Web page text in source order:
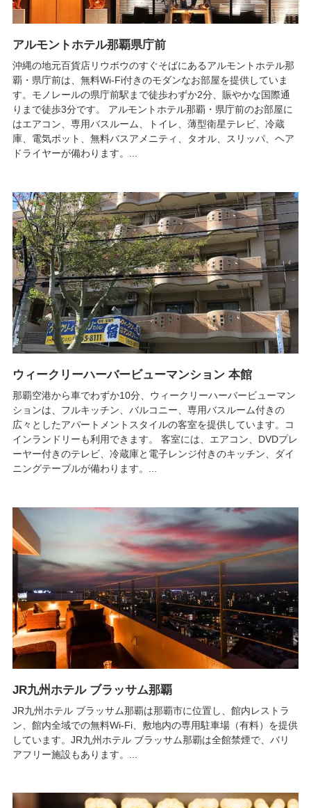
アルモントホテル那覇県庁前
沖縄の地元百貨店リウボウのすぐそばにあるアルモントホテル那
覇・県庁前は、無料Wi-Fi付きのモダンなお部屋を提供していま
す。モノレールの県庁前駅まで徒歩わずか2分、賑やかな国際通
りまで徒歩3分です。 アルモントホテル那覇・県庁前のお部屋に
はエアコン、専用バスルーム、トイレ、薄型衛星テレビ、冷蔵
庫、電気ポット、無料バスアメニティ、タオル、スリッパ、ヘア
ドライヤーが備わります。...
ウィークリーハーバービューマンション 本館
那覇空港から車でわずか10分、ウィークリーハーバービューマン
ションは、フルキッチン、バルコニー、専用バスルーム付きの
広々としたアパートメントスタイルの客室を提供しています。コ
インランドリーも利用できます。 客室には、エアコン、DVDプレ
ーヤー付きのテレビ、冷蔵庫と電子レンジ付きのキッチン、ダイ
ニングテーブルが備わります。...
JR九州ホテル ブラッサム那覇
JR九州ホテル ブラッサム那覇は那覇市に位置し、館内レストラ
ン、館内全域での無料Wi-Fi、敷地内の専用駐車場（有料）を提供
しています。JR九州ホテル ブラッサム那覇は全館禁煙で、バリ
アフリー施設もあります。...